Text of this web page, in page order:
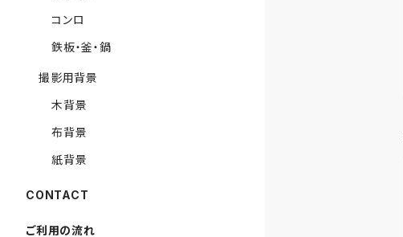
コンロ
鉄板・釜・鍋
撮影用背景
木背景
布背景
紙背景
CONTACT
ご利用の流れ